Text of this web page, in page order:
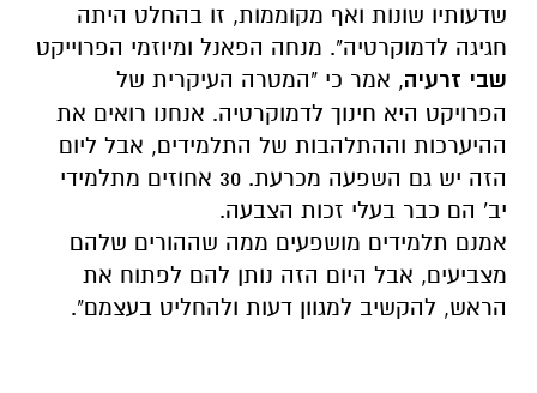
שדעותיו שונות ואף מקוממות, זו בהחלט היתה
חגיגה לדמוקרטיה". מנחה הפאנל ומיוזמי הפרוייקט
שבי זרעיה, אמר כי "המטרה העיקרית של
הפרויקט היא חינוך לדמוקרטיה. אנחנו רואים את
ההיערכות וההתלהבות של התלמידים, אבל ליום
הזה יש גם השפעה מכרעת. 30 אחוזים מתלמידי
יב' הם כבר בעלי זכות הצבעה.
אמנם תלמידים מושפעים ממה שההורים שלהם
מצביעים, אבל היום הזה נותן להם לפתוח את
הראש, להקשיב למגוון דעות ולהחליט בעצמם".